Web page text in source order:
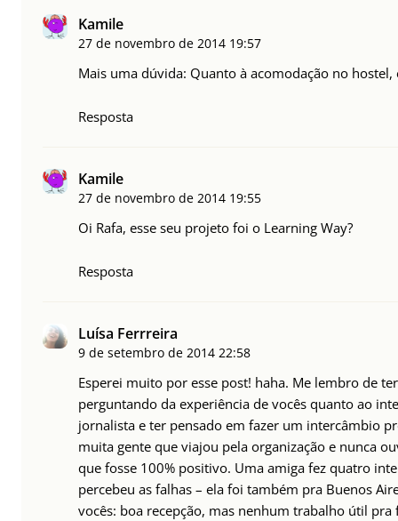
Kamile
27 de novembro de 2014 19:57
Mais uma dúvida: Quanto à acomodação no
Resposta
Kamile
27 de novembro de 2014 19:55
Oi Rafa, esse seu projeto foi o Learning Way?
Resposta
Luísa Ferrreira
9 de setembro de 2014 22:58
Esperei muito por esse post! haha. Me lembro de
perguntando da experiência de vocês quanto ao
jornalista e ter pensado em fazer um intercâmbio
muita gente que viajou pela organização e nunca
que fosse 100% positivo. Uma amiga fez quatro
percebeu as falhas – ela foi também pra Buenos
vocês: boa recepção, mas nenhum trabalho útil